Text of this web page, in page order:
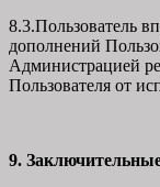
8.3.Пользователь
дополнений
Администрацией
Пользователя от
9.